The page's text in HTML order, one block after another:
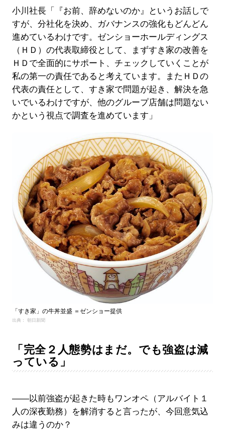
小川社長「『お前、辞めないのか』というお話しで
すが、分社化を決め、ガバナンスの強化もどんどん
進めているわけです。ゼンショーホールディングス
（ＨＤ）の代表取締役として、まずすき家の改善を
ＨＤで全面的にサポート、チェックしていくことが
私の第一の責任であると考えています。またＨＤの
代表の責任として、すき家で問題が起き、解決を急
いでいるわけですが、他のグループ店舗は問題ない
かという視点で調査を進めています」
「すき家」の牛丼並盛 ＝ゼンショー提供
出典： 朝日新聞
「完全２人態勢はまだ。でも強盗は減
っている」
――以前強盗が起きた時もワンオペ（アルバイト１
人の深夜勤務）を解消すると言ったが、今回意気込
みは違うのか？